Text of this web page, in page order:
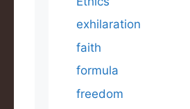
exhilaration
faith
formula
freedom